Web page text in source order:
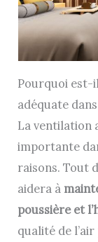
Pourquoi est-
adéquate
La ventilation
importante
raisons. Tout
aidera à
poussière et
qualité de